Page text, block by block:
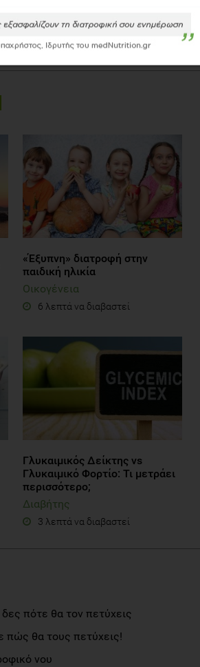
«Έξυπνη» διατροφή στην
παιδική ηλικία
Οικογένεια
6 λεπτά να διαβαστεί
Γλυκαιμικός Δείκτης vs
Γλυκαιμικό Φορτίο: Τι μετράει
περισσότερο;
Διαβήτης
3 λεπτά να διαβαστεί
πότε θα τον πετύχεις
πώς θα τους πετύχεις!
νου